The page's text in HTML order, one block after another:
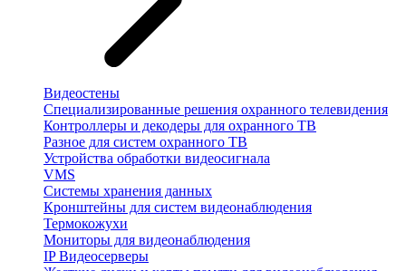
Видеостены
Специализированные решения охранного телевидения
Контроллеры и декодеры для охранного ТВ
Разное для систем охранного ТВ
Устройства обработки видеосигнала
VMS
Системы хранения данных
Кронштейны для систем видеонаблюдения
Термокожухи
Мониторы для видеонаблюдения
IP Видеосерверы